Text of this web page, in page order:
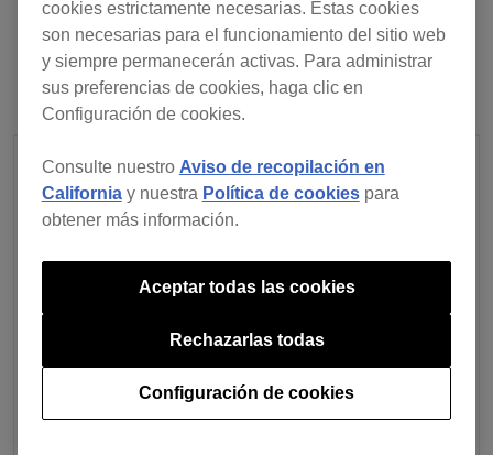
Siguiente
cookies estrictamente necesarias. Estas cookies
son necesarias para el funcionamiento del sitio web
y siempre permanecerán activas. Para administrar
sus preferencias de cookies, haga clic en
Configuración de cookies.
Consulte nuestro Aviso de recopilación en
Californiay nuestra Política de cookiespara
obtener más información.
Configuración de cookies
Rechazarlas todas
Aceptar todas las cookies